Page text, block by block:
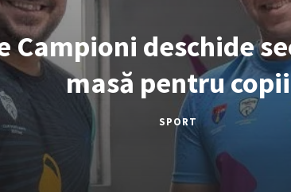
Campioni deschide
masă pentru copii
SPORT